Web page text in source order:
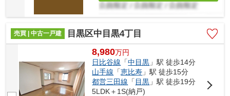
売買 | 中古一戸建 目黒区中目黒4丁目
8,980万円
日比谷線 「中目黒 」駅 徒歩14分
山手線 「恵比寿 」駅 徒歩15分
都営三田線 「 目黒 」駅 徒歩19分
5LDK＋1S(納戸)